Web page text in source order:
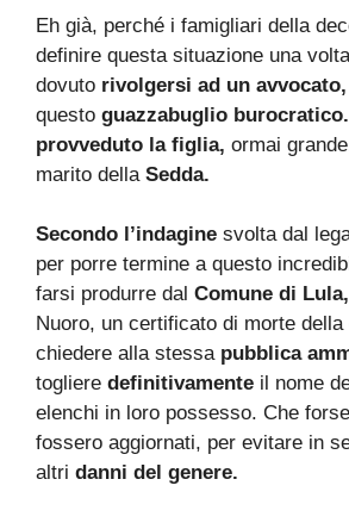
Eh già, perché i famigliari della
definire questa situazione una
dovuto rivolgersi ad un avvocato,
questo guazzabuglio burocratico.
provveduto la figlia, ormai
marito della Sedda.
Secondo l’indagine svolta dal
per porre termine a questo
farsi produrre dal Comune di Lula,
Nuoro, un certificato di morte della
chiedere alla stessa pubblica
togliere definitivamente il nome
elenchi in loro possesso. Che
fossero aggiornati, per evitare in
altri danni del genere.